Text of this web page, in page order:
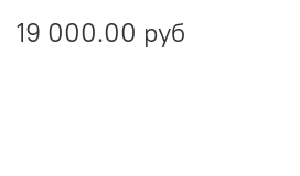
19 000.00 руб